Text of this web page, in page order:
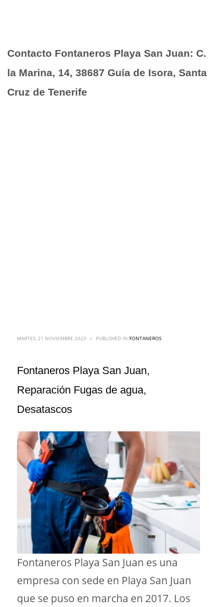
Contacto Fontaneros Playa San Juan: C.
la Marina, 14, 38687 Guía de Isora, Santa
Cruz de Tenerife
MARTES, 21 NOVIEMBRE 2023 / PUBLISHED IN FONTANEROS
Fontaneros Playa San Juan,
Reparación Fugas de agua,
Desatascos
Fontaneros Playa San Juan es una
empresa con sede en Playa San Juan
que se puso en marcha en 2017. Los